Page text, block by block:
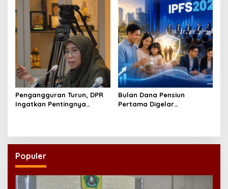
Pengangguran Turun, DPR
Ingatkan Pentingnya
Bulan Dana Pensiun
Pertama Digelar
Populer